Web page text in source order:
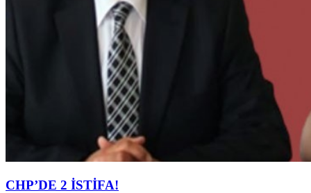
CHP’DE 2 İSTİFA!